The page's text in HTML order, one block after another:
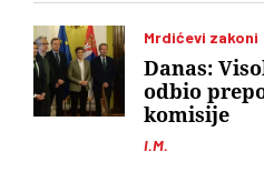
Mrdićevi zakoni
I.M.
Danas:
odbio
komisije